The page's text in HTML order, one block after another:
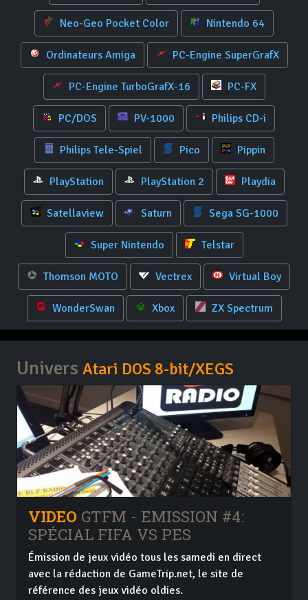
Neo-Geo Pocket Color Nintendo 64
Ordinateurs Amiga PC-Engine SuperGrafX
PC-Engine TurboGrafX-16 PC-FX
PC/DOS PV-1000 Philips CD-i
Philips Tele-Spiel Pico Pippin
PlayStation PlayStation 2 Playdia
Satellaview Saturn Sega SG-1000
Super Nintendo Telstar
Thomson MOTO Vectrex Virtual Boy
WonderSwan Xbox ZX Spectrum
Univers Atari DOS 8-bit/XEGS
VIDEO GTFM - EMISSION #4:
SPÉCIAL FIFA VS PES
Émission de jeux vidéo tous les samedi en direct
avec la rédaction de GameTrip.net, le site de
référence des jeux vidéo oldies.